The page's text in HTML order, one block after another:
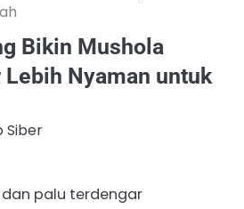
Bikin Mushola
Nyaman untuk
Siber
palu terdengar